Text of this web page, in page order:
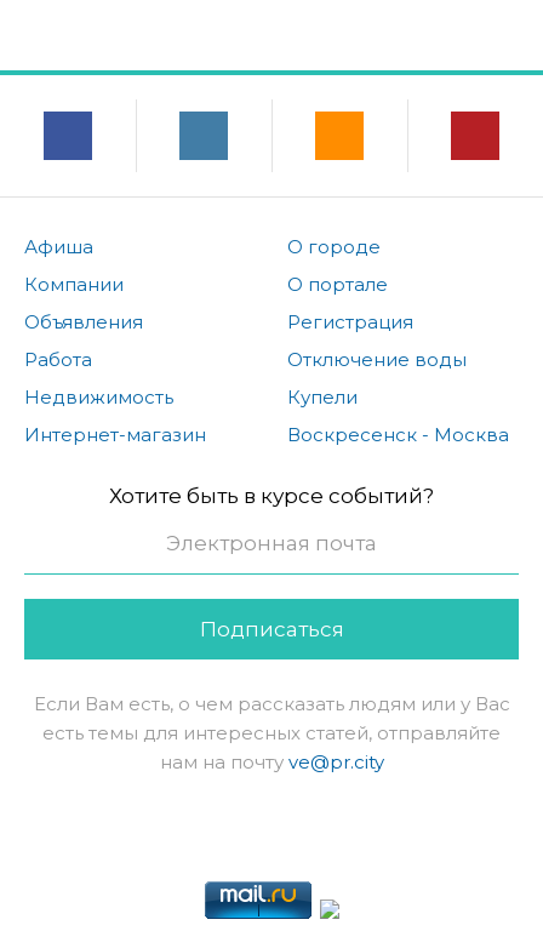
Афиша
Компании
Объявления
Работа
Недвижимость
Интернет-магазин
О городе
О портале
Регистрация
Отключение воды
Купели
Воскресенск - Москва
Хотите быть в курсе событий?
Подписаться
Если Вам есть, о чем рассказать людям или у Вас
есть темы для интересных статей, отправляйте
нам на почту ve@pr.city